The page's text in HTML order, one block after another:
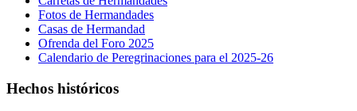
Fotos de Hermandades
Casas de Hermandad
Ofrenda del Foro 2025
Calendario de Peregrinaciones para el 2025-26
Hechos históricos